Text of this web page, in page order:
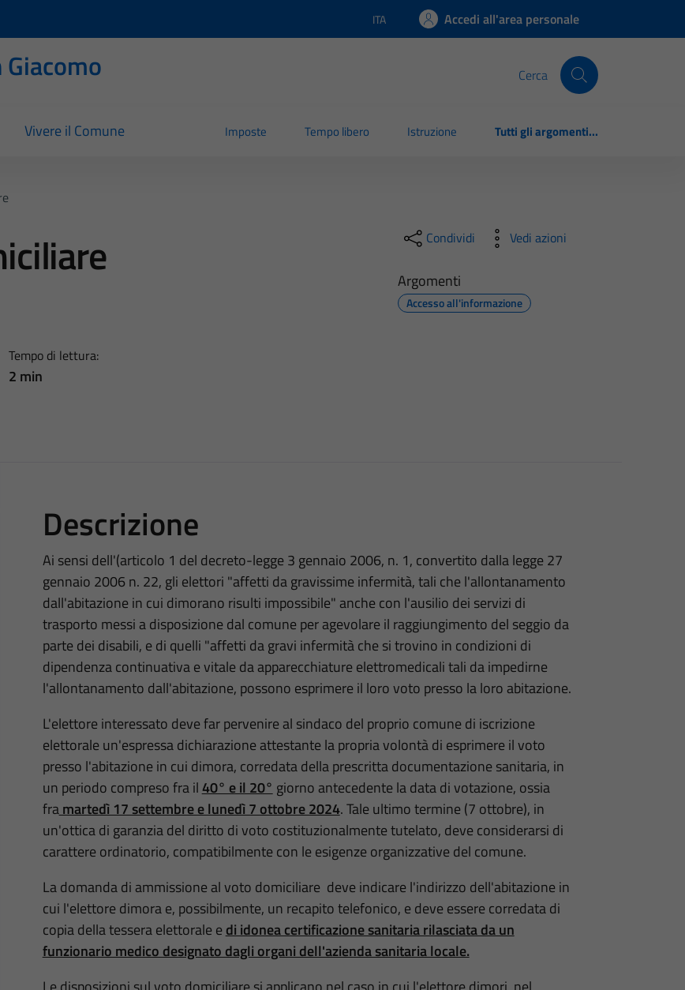
Lingua attiva:
ITA Accedi all'area personale
Giacomo Cerca
Vivere il Comune Imposte Tempo libero Istruzione Tutti gli argomenti...
Tempo di lettura:
2 min
Condividi Vedi azioni
Argomenti
Accesso all'informazione
Descrizione
Ai sensi dell'(articolo 1 del decreto-legge 3 gennaio 2006, n. 1, convertito dalla legge 27
gennaio 2006 n. 22, gli elettori "affetti da gravissime infermità, tali che l'allontanamento
dall'abitazione in cui dimorano risulti impossibile" anche con l'ausilio dei servizi di
trasporto messi a disposizione dal comune per agevolare il raggiungimento del seggio da
parte dei disabili, e di quelli "affetti da gravi infermità che si trovino in condizioni di
dipendenza continuativa e vitale da apparecchiature elettromedicali tali da impedirne
l'allontanamento dall'abitazione, possono esprimere il loro voto presso la loro abitazione.
L'elettore interessato deve far pervenire al sindaco del proprio comune di iscrizione
elettorale un'espressa dichiarazione attestante la propria volontà di esprimere il voto
presso l'abitazione in cui dimora, corredata della prescritta documentazione sanitaria, in
un periodo compreso fra il40° e il 20° giorno antecedente la data di votazione, ossia
framartedì 17 settembre e lunedì 7 ottobre 2024. Tale ultimo termine (7 ottobre), in
un'ottica di garanzia del diritto di voto costituzionalmente tutelato, deve considerarsi di
carattere ordinatorio, compatibilmente con le esigenze organizzative del comune.
La domanda di ammissione al voto domiciliare deve indicare l'indirizzo dell'abitazione in
cui l'elettore dimora e, possibilmente, un recapito telefonico, e deve essere corredata di
copia della tessera elettorale e di idonea certificazione sanitaria rilasciata da un
funzionario medico designato dagli organi dell'azienda sanitaria locale.